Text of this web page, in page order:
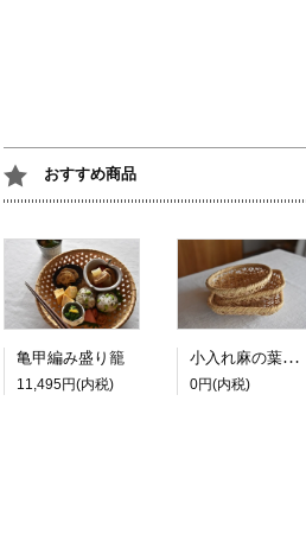
おすすめ商品
亀甲編み盛り籠
11,495円(内税)
小入れ麻の葉編み盛り籠
0円(内税)